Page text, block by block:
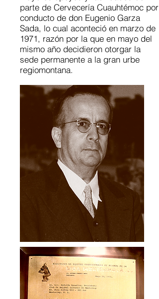
parte de Cervecería Cuauhtémoc por
conducto de don Eugenio Garza
Sada, lo cual aconteció en marzo de
1971, razón por la que en mayo del
mismo año decidieron otorgar la
sede permanente a la gran urbe
regiomontana.